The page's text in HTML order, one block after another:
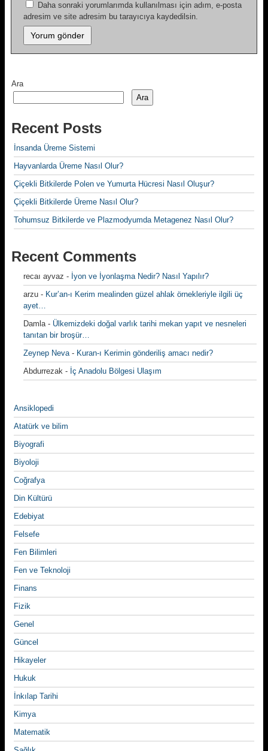
Daha sonraki yorumlarımda kullanılması için adım, e-posta
adresim ve site adresim bu tarayıcıya kaydedilsin.
Ara
Ara
Recent Posts
İnsanda Üreme Sistemi
Hayvanlarda Üreme Nasıl Olur?
Çiçekli Bitkilerde Polen ve Yumurta Hücresi Nasıl Oluşur?
Çiçekli Bitkilerde Üreme Nasıl Olur?
Tohumsuz Bitkilerde ve Plazmodyumda Metagenez Nasıl Olur?
Recent Comments
recaı ayvaz - İyon ve İyonlaşma Nedir? Nasıl Yapılır?
arzu - Kur’an-ı Kerim mealinden güzel ahlak örnekleriyle ilgili üç
ayet…
Damla- Ülkemizdeki doğal varlık tarihi mekan yapıt ve nesneleri
tanıtan bir broşür…
Zeynep Neva- Kuran-ı Kerimin gönderiliş amacı nedir?
Abdurrezak - İç Anadolu Bölgesi Ulaşım
Ansiklopedi
Atatürk ve bilim
Biyografi
Biyoloji
Coğrafya
Din Kültürü
Edebiyat
Felsefe
Fen Bilimleri
Fen ve Teknoloji
Finans
Fizik
Genel
Güncel
Hikayeler
Hukuk
İnkılap Tarihi
Kimya
Matematik